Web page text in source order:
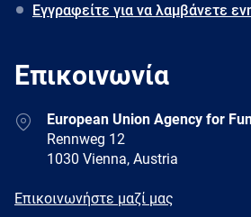
Εγγραφείτε για να λαμβάνετε
Επικοινωνία
AddressEuropean Union Agency for
Rennweg 12
1030 Vienna, Austria
E-
Επικοινωνήστε μαζί μας